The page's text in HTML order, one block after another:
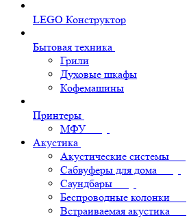
LEGO Конструктор
Бытовая техника
Грили
Духовые шкафы
Кофемашины
Принтеры
МФУ
Акустика
Акустические системы
Сабвуферы для дома
Саундбары
Беспроводные колонки
Встраиваемая акустика